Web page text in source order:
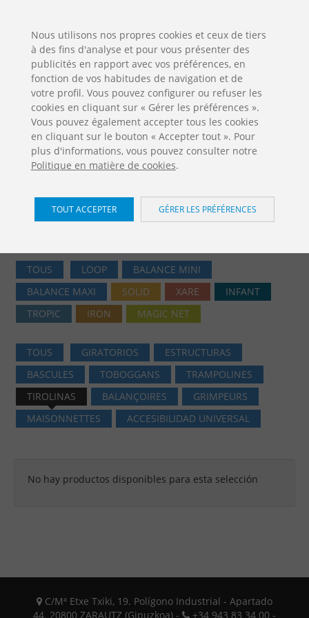
TÉLÉCHARGEMENTS
Jolas Catalogue
Aires de jeux / Europe
TOUS LOOP
BALANCE MINI
BALANCE MAXI
SOLID XARE
INFANT
TROPIC
IRON MAGIC NET
TOUS GIRATORIOS
ESTRUCTURAS
BASCULES
TOBOGGANS
TRAMPOLINES
TIROLINAS
BALANÇOIRES
GRIMPEURS
MAISONNETTES
ACCESIBILIDAD UNIVERSAL
No hay productos disponibles para esta selección
C/Mª Etxe Txiki, 19. Polígono Industrial - Apartado
44. 20800 ZARAUTZ (Gipuzkoa) -
+34 943 83 34 00 -
Nous utilisons nos propres cookies et ceux de tiers
à des fins d'analyse et pour vous présenter des
publicités en rapport avec vos préférences, en
fonction de vos habitudes de navigation et de
votre profil. Vous pouvez configurer ou refuser les
cookies en cliquant sur « Gérer les préférences ».
Vous pouvez également accepter tous les cookies
en cliquant sur le bouton « Accepter tout ». Pour
plus d'informations, vous pouvez consulter notre
Politique en matière de cookies.
TOUT ACCEPTER GÉRER LES PRÉFÉRENCES